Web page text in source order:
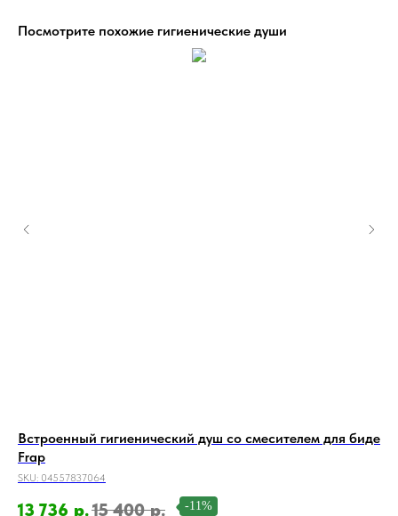
Посмотрите похожие гигиенические души
Встроенный гигиенический душ со смесителем для биде
Frap
SKU: 04557837064
13 736 р.15 400 р. -11%